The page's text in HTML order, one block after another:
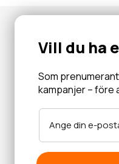
Nyhetsbrev
inbjudningar och
Vill du ha
Som
kampanjer – före